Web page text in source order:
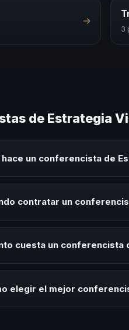
→
3
de Estrategia
hace un conferencista de
aplicables para la
contratar un
cuesta un conferencista
elegir el mejor